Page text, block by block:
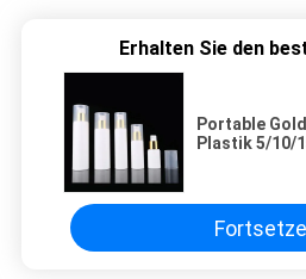
Erhalten Sie den
Portable
Plastik 5/10/